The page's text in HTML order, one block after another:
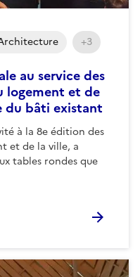
au service des
logement et de
du bâti existant
à la 8e édition des
et de la ville, a
tables rondes que
+3